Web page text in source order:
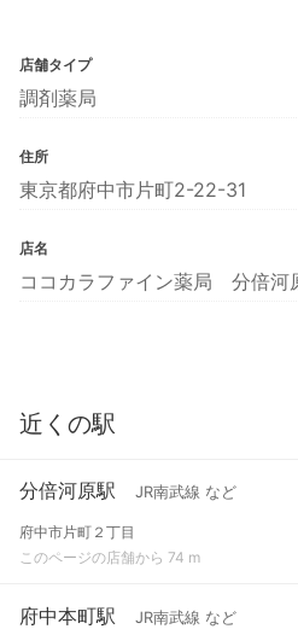
店舗タイプ
調剤薬局
住所
東京都府中市片町2-22-31
店名
ココカラファイン薬局 分倍河
近くの駅
分倍河原駅 JR南武線 など
府中市片町２丁目
このページの店舗から 74 m
府中本町駅 JR南武線 など